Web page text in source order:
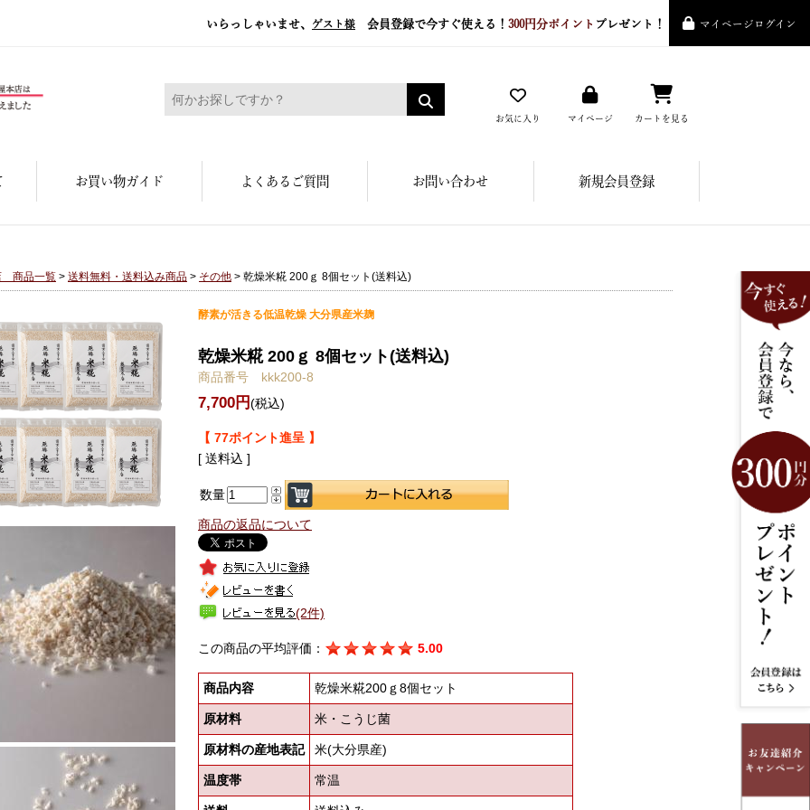
いらっしゃいませ、 ゲスト様 会員登録で今すぐ使える！ 300円分ポイント プレゼント！ マイページログイン
糀屋本店 - 元禄二年。創業三百余年の味
お気に入り マイページ カートを見る
お買い物ガイド よくあるご質問 お問い合わせ 新規会員登録
商品一覧 > 送料無料・送料込み商品 > その他 > 乾燥米糀 200ｇ 8個セット(送料込)
酵素が活きる低温乾燥 大分県産米麹
乾燥米糀 200ｇ 8個セット(送料込)
商品番号 kkk200-8
7,700円(税込)
【 77ポイント進呈 】
[ 送料込 ]
数量
商品の返品について
(2件)
この商品の平均評価： 5.00
商品内容 乾燥米糀200ｇ8個セット
原材料 米・こうじ菌
原材料の産地表記 米(大分県産)
温度帯 常温